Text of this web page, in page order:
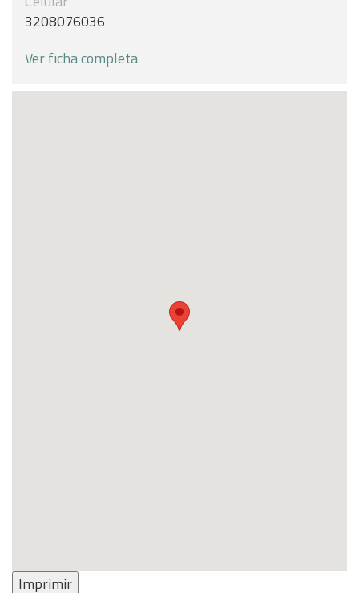
3208076036
Ver ficha completa
Imprimir